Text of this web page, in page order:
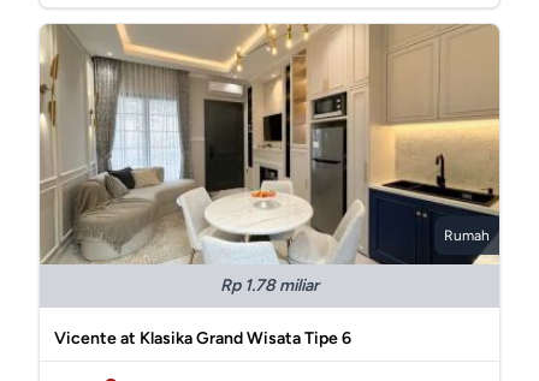
Rumah
Rp 1.78 miliar
Vicente at Klasika Grand Wisata Tipe 6